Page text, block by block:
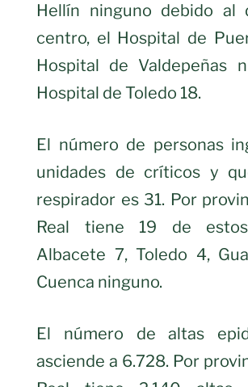
Hellín ninguno debido al
centro, el Hospital de
Hospital de Valdepeñas
Hospital de Toledo 18.
El número de personas
unidades de críticos y
respirador es 31. Por
Real tiene 19 de estos
Albacete 7, Toledo 4,
Cuenca ninguno.
El número de altas
asciende a 6.728. Por